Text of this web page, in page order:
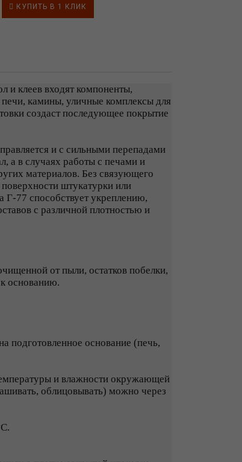
КУПИТЬ В 1 КЛИК
и клеев входят компоненты,
камины, уличные комплексы для
создаст последующее покрытие
и с сильными перепадами
а в случаях работы с печами и
материалов. Без связующего
штукатурки или
Г-77 способствует укреплению,
с различной плотностью и
от пыли, остатков побелки,
основанию.
подготовленное основание (печь,
и влажности окружающей
облицовывать) можно через